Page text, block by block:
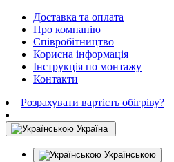
Доставка та оплата
Про компанію
Співробітництво
Корисна інформація
Інструкція по монтажу
Контакти
Розрахувати вартість обігріву?
Україна
Українською